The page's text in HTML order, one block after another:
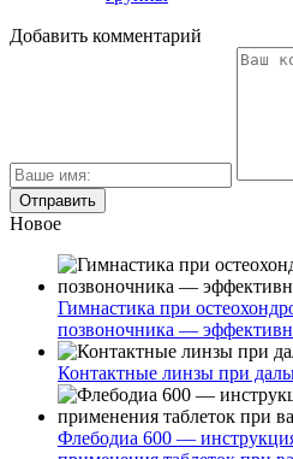
Добавить комментарий
Новое
Гимнастика при
позвоночника —
Контактные линзы при
Флебодиа 600 —